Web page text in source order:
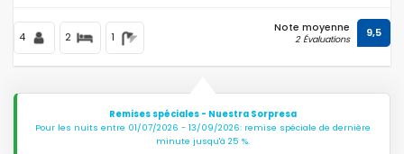
4 2 1
Note moyenne
2 Évaluations 9,5
Remises spéciales - Nuestra Sorpresa
Pour les nuits entre 01/07/2026 - 13/09/2026: remise spéciale de dernière
minute jusqu'à 25 %.